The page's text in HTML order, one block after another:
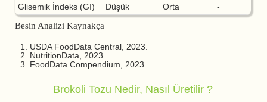
Glisemik İndeks (GI)
Düşük Orta
-
Besin Analizi Kaynakça
USDA FoodData Central, 2023.
NutritionData, 2023.
FoodData Compendium, 2023.
Brokoli Tozu Nedir, Nasıl Üretilir ?